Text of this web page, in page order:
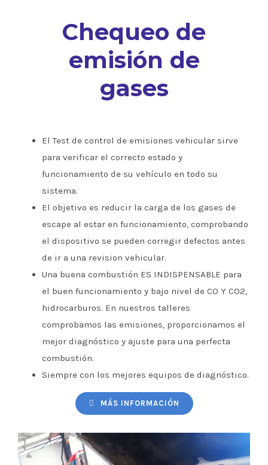
Chequeo de
emisión de
gases
El Test de control de emisiones vehicular sirve
para verificar el correcto estado y
funcionamiento de su vehículo en todo su
sistema.
El objetivo es reducir la carga de los gases de
escape al estar en funcionamiento, comprobando
el dispositivo se pueden corregir defectos antes
de ir a una revision vehicular.
Una buena combustión ES INDISPENSABLE para
el buen funcionamiento y bajo nivel de CO Y CO2,
hidrocarburos. En nuestros talleres
comprobamos las emisiones, proporcionamos el
mejor diagnóstico y ajuste para una perfecta
combustión.
Siempre con los mejores equipos de diagnóstico.
MÁS INFORMACIÓN